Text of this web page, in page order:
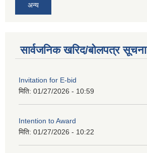
अन्य
सार्वजनिक खरिद/बोलपत्र सूचना
Invitation for E-bid
मिति: 01/27/2026 - 10:59
Intention to Award
मिति: 01/27/2026 - 10:22